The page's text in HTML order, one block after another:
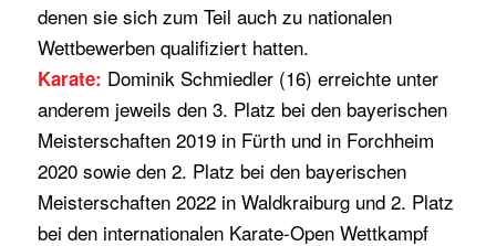
denen sie sich zum Teil auch zu nationalen
Wettbewerben qualifiziert hatten.
Karate: Dominik Schmiedler (16) erreichte unter
anderem jeweils den 3. Platz bei den bayerischen
Meisterschaften 2019 in Fürth und in Forchheim
2020 sowie den 2. Platz bei den bayerischen
Meisterschaften 2022 in Waldkraiburg und 2. Platz
bei den internationalen Karate-Open Wettkampf